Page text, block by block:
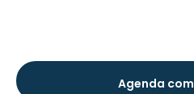
Agenda